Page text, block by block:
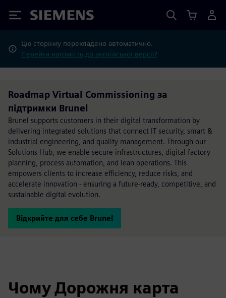
Siemens
Цю сторінку перекладено автоматично.
Перейти натомість до англійської версії?
Roadmap Virtual Commissioning за
підтримки Brunel
Brunel supports customers in their digital transformation by
delivering integrated solutions that connect IT security, smart &
industrial engineering, and quality management. Through our
Solutions Hub, we enable secure infrastructures, digital factory
planning, process automation, and lean operations. This
empowers clients to increase efficiency, reduce risks, and
accelerate innovation - ensuring a future-ready, competitive, and
sustainable digital evolution.
Відкрийте для себе Brunel
Чому Дорожня карта